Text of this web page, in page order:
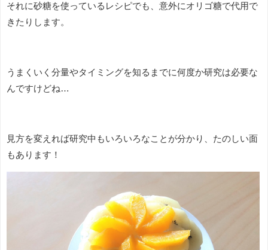
それに砂糖を使っているレシピでも、意外にオリゴ糖で代用で
きたりします。
うまくいく分量やタイミングを知るまでに何度か研究は必要な
んですけどね…
見方を変えれば研究中もいろいろなことが分かり、たのしい面
もあります！